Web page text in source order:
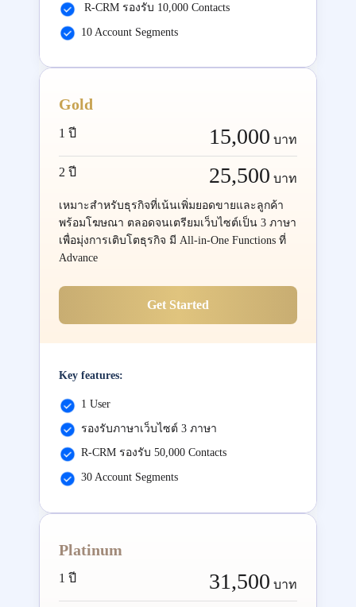
R-CRM รองรับ 10,000 Contacts
10 Account Segments
Gold
1 ปี 15,000 บาท
2 ปี 25,500 บาท
เหมาะสำหรับธุรกิจที่เน้นเพิ่มยอดขายและลูกค้า
พร้อมโฆษณา ตลอดจนเตรียมเว็บไซต์เป็น 3 ภาษา
เพื่อมุ่งการเติบโตธุรกิจ มี All-in-One Functions ที่
Advance
Get Started
Key features:
1 User
รองรับภาษาเว็บไซต์ 3 ภาษา
R-CRM รองรับ 50,000 Contacts
30 Account Segments
Platinum
1 ปี 31,500 บาท